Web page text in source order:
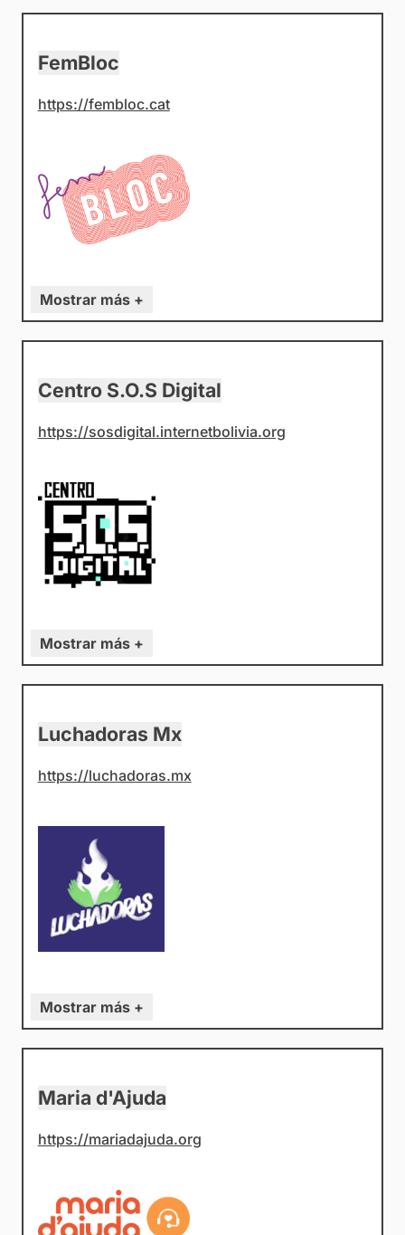
FemBloc
https://fembloc.cat
Mostrar más +
Centro S.O.S Digital
https://sosdigital.internetbolivia.org
Mostrar más +
Luchadoras Mx
https://luchadoras.mx
Mostrar más +
Maria d'Ajuda
https://mariadajuda.org